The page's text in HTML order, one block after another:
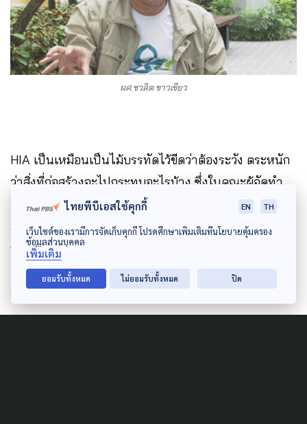
ผศ.ชวลิต ขาวเขียว
HIA เป็นเหมือนเป็นไม้บรรทัดไว้ขีดว่าต้องระวัง ตระหนัก
ว่าสิ่งที่ก่อสร้างจะไปกระทบอะไรบ้าง ซึ่งในคณะผู้จัดทำ
รายงานมีผู้เชี่ยวชาญหลายด้าน ทั้งโบราณคดี อนุรักษ์
มรดกทางวัฒนธรรม ประวัติศาสตร์ สถาปัตยกรรม ภูมิส
ถาปัตย์ วิศวกรรมโครงสร้าง วิศวกรรม
ราง มานุษยวิทยา ประวัติศาสตร์ศิลปะ และผู้เชี่ยวชาญ
มรดกโลกจากต่างประเทศ
ไทยพีบีเอสใช้คุกกี้ EN TH
เว็บไซต์ของเรามีการจัดเก็บคุกกี้ โปรดศึกษาเพิ่มเติมที่นโยบายคุ้มครอง
ข้อมูลส่วนบุคคล
เพิ่มเติม
ยอมรับทั้งหมด ไม่ยอมรับทั้งหมด ปิด